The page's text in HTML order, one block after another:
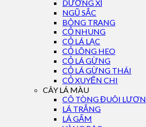
DƯƠNG XỈ
NGŨ SẮC
BÔNG TRANG
CỎ NHUNG
CỎ LÁ LẠC
CỎ LÔNG HEO
CỎ LÁ GỪNG
CỎ LÁ GỪNG THÁI
CỎ XUYẾN CHI
CÂY LÁ MÀU
CÔ TÒNG ĐUÔI LƯƠN
LÁ TRẮNG
LÁ GẤM